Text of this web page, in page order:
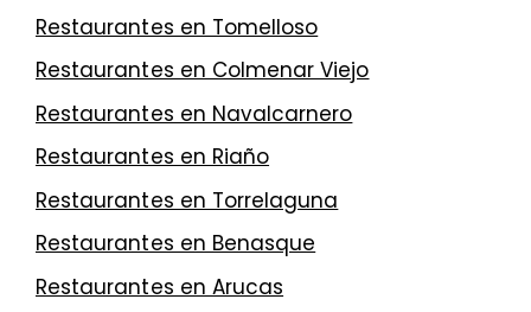
Restaurantes en Tomelloso
Restaurantes en Colmenar Viejo
Restaurantes en Navalcarnero
Restaurantes en Riaño
Restaurantes en Torrelaguna
Restaurantes en Benasque
Restaurantes en Arucas